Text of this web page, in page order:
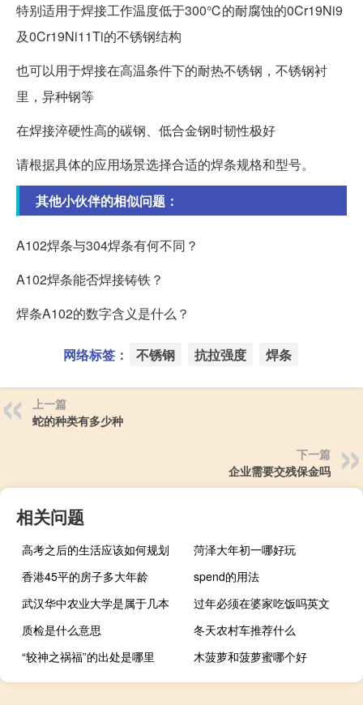
特别适用于焊接工作温度低于300℃的耐腐蚀的0Cr19Ni9
及0Cr19Ni11Ti的不锈钢结构
也可以用于焊接在高温条件下的耐热不锈钢，不锈钢衬
里，异种钢等
在焊接淬硬性高的碳钢、低合金钢时韧性极好
请根据具体的应用场景选择合适的焊条规格和型号。
其他小伙伴的相似问题：
A102焊条与304焊条有何不同？
A102焊条能否焊接铸铁？
焊条A102的数字含义是什么？
网络标签： 不锈钢 抗拉强度 焊条
上一篇
蛇的种类有多少种
下一篇
企业需要交残保金吗
相关问题
高考之后的生活应该如何规划
菏泽大年初一哪好玩
香港45平的房子多大年龄
spend的用法
武汉华中农业大学是属于几本
过年必须在婆家吃饭吗英文
质检是什么意思
冬天农村车推荐什么
“较神之祸福”的出处是哪里
木菠萝和菠萝蜜哪个好